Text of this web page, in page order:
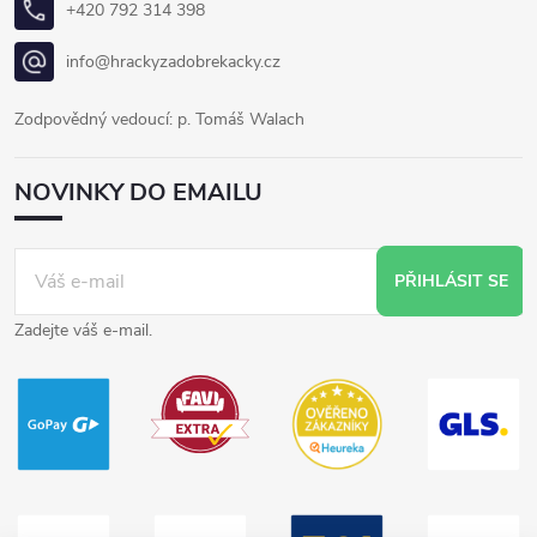
+420 792 314 398
info@hrackyzadobrekacky.cz
Zodpovědný vedoucí: p. Tomáš Walach
NOVINKY DO EMAILU
PŘIHLÁSIT SE
Zadejte váš e-mail.